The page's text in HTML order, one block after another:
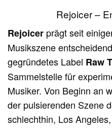
Rejoicer –
Rejoicer prägt seit
Musikszene
gegründetes Label Raw
Sammelstelle für
Musiker. Von Beginn an
der pulsierenden Szene
schlechthin, Los